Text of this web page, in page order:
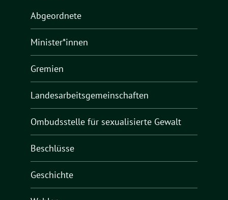
Abgeordnete
Minister*innen
Gremien
Landesarbeitsgemeinschaften
Ombudsstelle für sexualisierte Gewalt
Beschlüsse
Geschichte